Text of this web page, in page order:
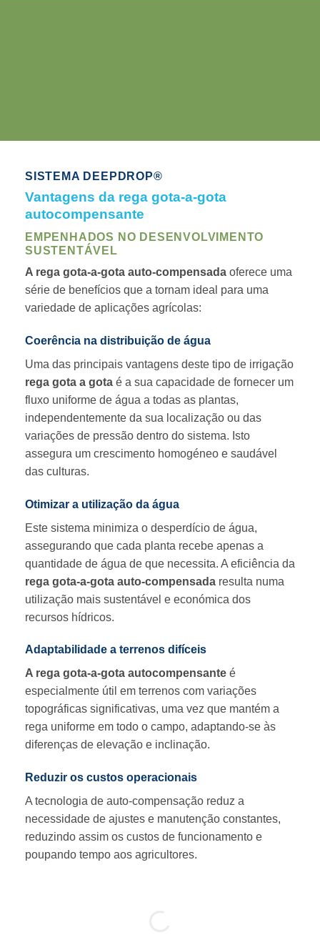
SISTEMA DEEPDROP®
Vantagens da rega gota-a-gota
autocompensante
EMPENHADOS NO DESENVOLVIMENTO
SUSTENTÁVEL
A rega gota-a-gota auto-compensada oferece uma
série de benefícios que a tornam ideal para uma
variedade de aplicações agrícolas:
Coerência na distribuição de água
Uma das principais vantagens deste tipo de irrigação
rega gota a gota é a sua capacidade de fornecer um
fluxo uniforme de água a todas as plantas,
independentemente da sua localização ou das
variações de pressão dentro do sistema. Isto
assegura um crescimento homogéneo e saudável
das culturas.
Otimizar a utilização da água
Este sistema minimiza o desperdício de água,
assegurando que cada planta recebe apenas a
quantidade de água de que necessita. A eficiência da
rega gota-a-gota auto-compensada resulta numa
utilização mais sustentável e económica dos
recursos hídricos.
Adaptabilidade a terrenos difíceis
A rega gota-a-gota autocompensante é
especialmente útil em terrenos com variações
topográficas significativas, uma vez que mantém a
rega uniforme em todo o campo, adaptando-se às
diferenças de elevação e inclinação.
Reduzir os custos operacionais
A tecnologia de auto-compensação reduz a
necessidade de ajustes e manutenção constantes,
reduzindo assim os custos de funcionamento e
poupando tempo aos agricultores.